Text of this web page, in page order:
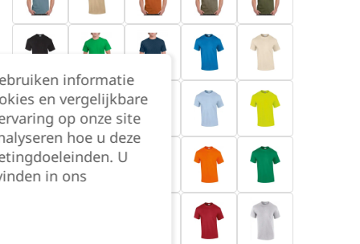
informatie
en vergelijkbare
op onze site
hoe u deze
U
in ons